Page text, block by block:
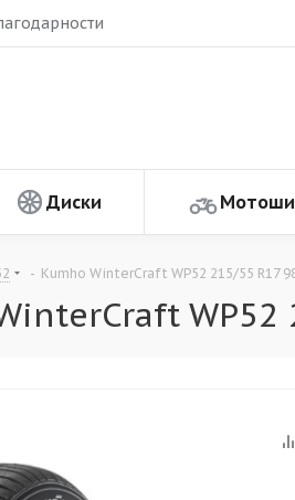
Диски
- Kumho WinterCraft WP52 215/55 R17
WP52